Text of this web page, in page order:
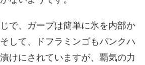
で、ガープは簡単に氷を内部か
して、ドフラミンゴもパンクハ
けにされていますが、覇気の力